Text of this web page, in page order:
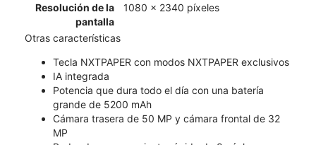
Resolución de la
pantalla
1080 x 2340 píxeles
Otras características
Tecla NXTPAPER con modos NXTPAPER exclusivos
IA integrada
Potencia que dura todo el día con una batería
grande de 5200 mAh
Cámara trasera de 50 MP y cámara frontal de 32
MP